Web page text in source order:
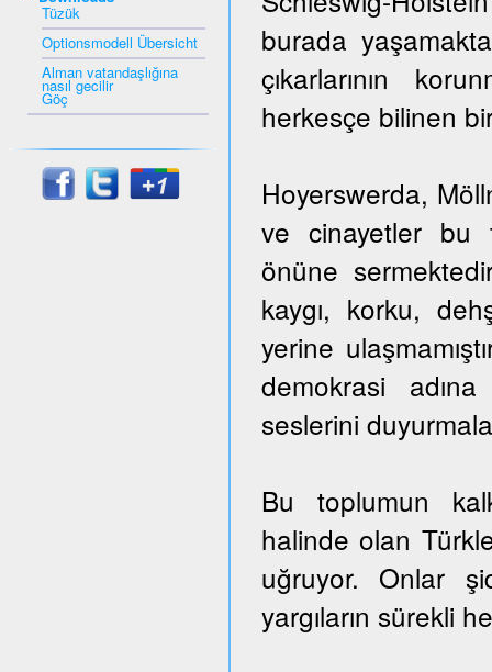
Tüzük
Optionsmodell Übersicht
Alman vatandaşlığına
nasıl gecilir
Göç
burada
çıkarlarının
herkesçe bilinen
Hoyerswerda,
ve cinayetler bu
önüne
kaygı, korku,
yerine
demokrasi
seslerini
Bu toplumun
halinde olan
uğruyor. Onlar
yargıların sürekli